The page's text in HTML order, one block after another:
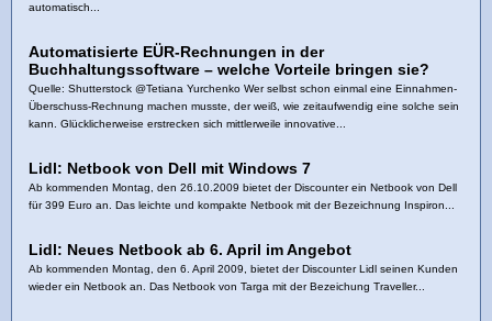
automatisch...
Automatisierte EÜR-Rechnungen in der
Buchhaltungssoftware – welche Vorteile bringen sie?
Quelle: Shutterstock @Tetiana Yurchenko Wer selbst schon einmal eine Einnahmen-
Überschuss-Rechnung machen musste, der weiß, wie zeitaufwendig eine solche sein
kann. Glücklicherweise erstrecken sich mittlerweile innovative...
Lidl: Netbook von Dell mit Windows 7
Ab kommenden Montag, den 26.10.2009 bietet der Discounter ein Netbook von Dell
für 399 Euro an. Das leichte und kompakte Netbook mit der Bezeichnung Inspiron...
Lidl: Neues Netbook ab 6. April im Angebot
Ab kommenden Montag, den 6. April 2009, bietet der Discounter Lidl seinen Kunden
wieder ein Netbook an. Das Netbook von Targa mit der Bezeichung Traveller...